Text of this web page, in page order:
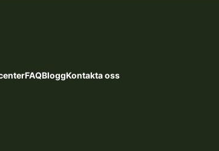
FAQBloggKontakta oss